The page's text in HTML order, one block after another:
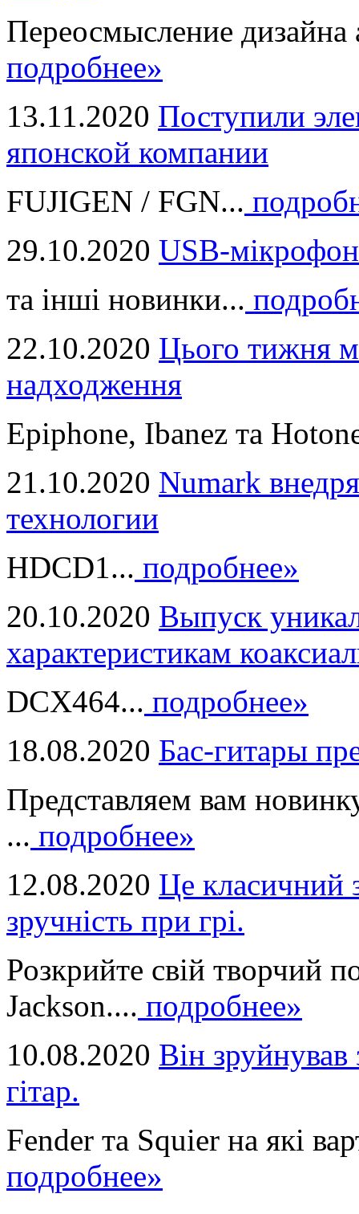
Переосмысление дизайна
подробнее»
13.11.2020 Поступили
японской компании
FUJIGEN / FGN...
29.10.2020 USB-
та інші новинки...
22.10.2020 Цього тижня
надходження
Epiphone, Ibanez та
21.10.2020 Numark
технологии
HDCD1... подробнее»
20.10.2020 Выпуск
характеристикам
DCX464... подробнее»
18.08.2020 Бас-гитары
Представляем вам
... подробнее»
12.08.2020 Це класичний
зручність при грі.
Розкрийте свій творчий
Jackson.... подробнее»
10.08.2020 Він
гітар.
Fender та Squier на які
подробнее»